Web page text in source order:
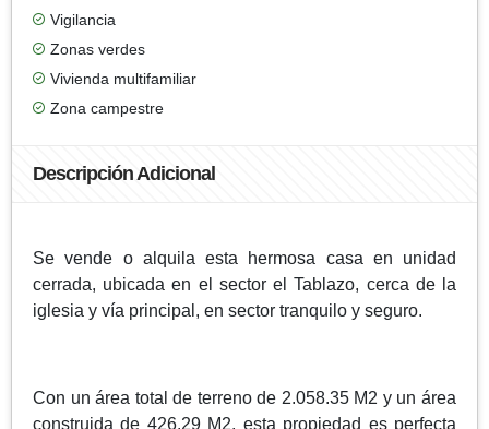
Vigilancia
Zonas verdes
Vivienda multifamiliar
Zona campestre
Descripción Adicional
Se vende o alquila esta hermosa casa en unidad
cerrada, ubicada en el sector el Tablazo, cerca de la
iglesia y vía principal, en sector tranquilo y seguro.
Con un área total de terreno de 2.058.35 M2 y un área
construida de 426.29 M2, esta propiedad es perfecta